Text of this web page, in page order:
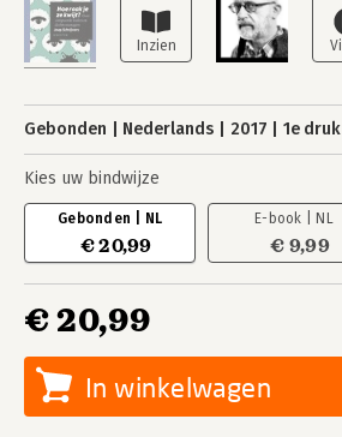
Gebonden Nederlands 2017 1e druk
Kies uw bindwijze
Gebonden | NL
€ 20,99
E-book | NL
€ 9,99
€ 20,99
In winkelwagen